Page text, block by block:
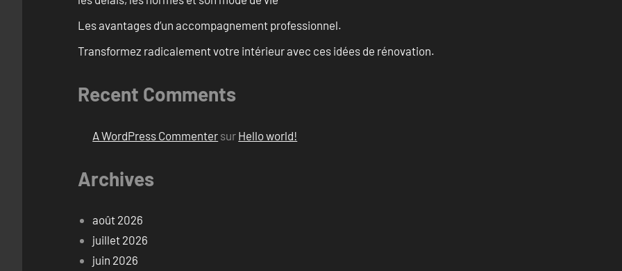
Les avantages d’un accompagnement professionnel.
Transformez radicalement votre intérieur avec ces idées de rénovation.
Recent Comments
A WordPress Commenter sur Hello world!
Archives
août 2026
juillet 2026
juin 2026